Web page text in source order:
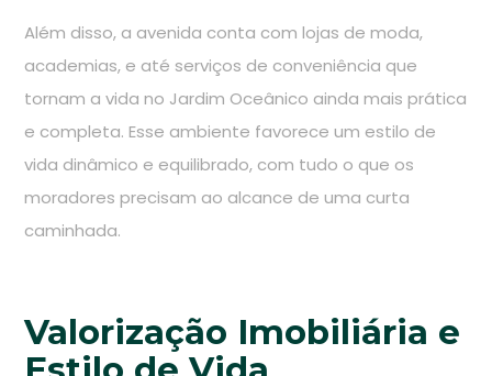
Além disso, a avenida conta com lojas de moda,
academias, e até serviços de conveniência que
tornam a vida no Jardim Oceânico ainda mais prática
e completa. Esse ambiente favorece um estilo de
vida dinâmico e equilibrado, com tudo o que os
moradores precisam ao alcance de uma curta
caminhada.
Valorização Imobiliária e